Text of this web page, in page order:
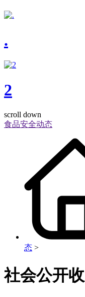
.
2
scroll down
食品安全动态
态 >
社会公开